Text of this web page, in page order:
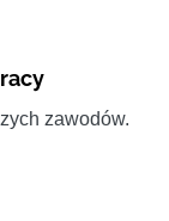
zawodów.